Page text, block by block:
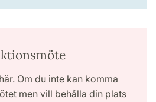
Om du inte kan komma
men vill behålla din plats